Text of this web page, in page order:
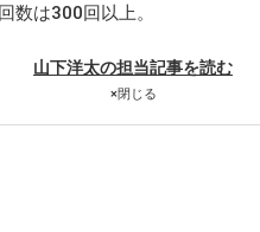
数は300回以上。
山下洋太の担当記事を読む
×閉じる